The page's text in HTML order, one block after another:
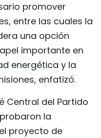
promover
entre las cuales la
una opción
importante en
energética y la
enfatizó.
Central del Partido
la
proyecto de